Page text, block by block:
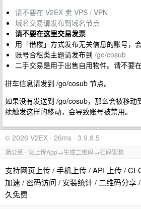
请不要在 V2EX 卖 VPS / VPN
域名交易请发布到域名节点
请不要在这里交易发票
用「借楼」方式发布无关信息的账号，
账号合租类主题请发布到 /go/cosub
二手交易是用于出售自用物件。请不要
拼车信息请发到 /go/cosub 节点。
如果没有发送到 /go/cosub，那么会被移动
续触发这样的移动，会导致账号被禁用。
© 2026 V2EX · 26ms · 3.9.8.5
蒲公英 - 🚀上传App→生成二维码→扫码安装
支持网页上传 / 手机上传 / API 上传 /
加速 / 密码访问 / 安装统计 / 二维码分享
久免费